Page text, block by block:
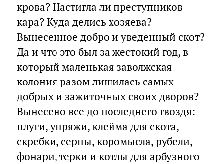
крова? Настигла ли преступников
кара? Куда делись хозяева?
Вынесенное добро и уведенный скот?
Да и что это был за жестокий год, в
который маленькая заволжская
колония разом лишилась самых
добрых и зажиточных своих дворов?
Вынесено все до последнего гвоздя:
плуги, упряжи, клейма для скота,
скребки, серпы, коромысла, рубели,
фонари, терки и котлы для арбузного